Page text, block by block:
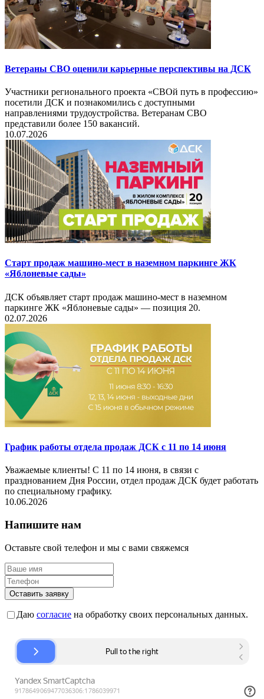
Ветераны СВО оценили карьерные перспективы на ДСК
Участники регионального проекта «СВОй путь в профессию»
посетили ДСК и познакомились с доступными
направлениями трудоустройства. Ветеранам СВО
представили более 150 вакансий.
10.07.2026
Старт продаж машино-мест в наземном паркинге ЖК
«Яблоневые сады»
ДСК объявляет старт продаж машино-мест в наземном
паркинге ЖК «Яблоневые сады» — позиция 20.
02.07.2026
График работы отдела продаж ДСК с 11 по 14 июня
Уважаемые клиенты! С 11 по 14 июня, в связи с
празднованием Дня России, отдел продаж ДСК будет работать
по специальному графику.
10.06.2026
Напишите нам
Оставьте свой телефон и мы с вами свяжемся
Оставить заявку
Даю согласие на обработку своих персональных данных.